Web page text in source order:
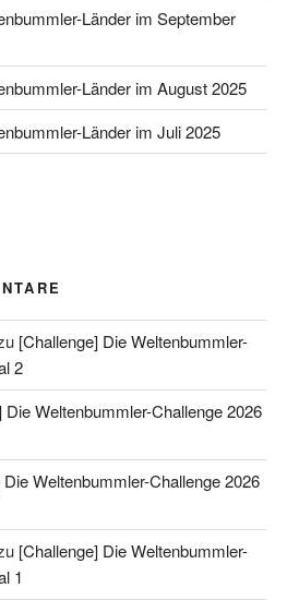
Länder im September
Länder im August 2025
Länder im Juli 2025
[Challenge] Die Weltenbummler-
2
Die Weltenbummler-Challenge 2026
Weltenbummler-Challenge 2026
[Challenge] Die Weltenbummler-
1